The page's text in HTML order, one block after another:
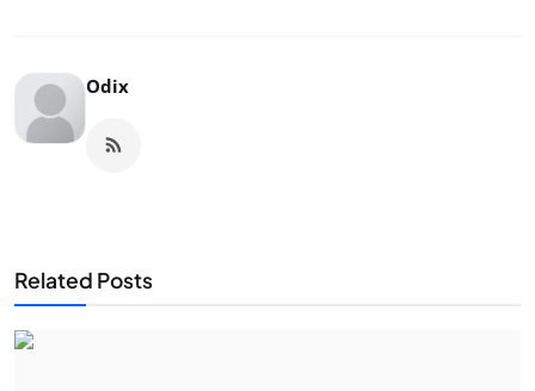
Odix
Related Posts